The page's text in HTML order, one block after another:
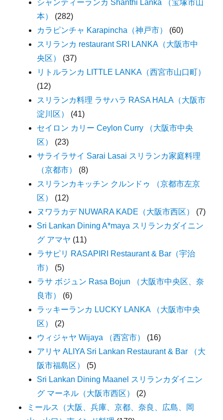
シャンティーランカ Shanthi Lanka （宝塚市山
本）
(282)
カラピンチャ Karapincha（神戸市）
(60)
スリランカ restaurant SRI LANKA（大阪市中
央区）
(37)
リトルランカ LITTLE LANKA（西宮市山口町）
(12)
スリランカ料理 ラサハラ RASA HALA（大阪市
淀川区）
(41)
セイロン カリー Ceylon Curry （大阪市中央
区）
(23)
サライラサイ Sarai Lasai スリランカ家庭料理
（京都市）
(8)
スリランカキッチン クルンドゥ （京都市左京
区）
(12)
ヌワラカデ NUWARA KADE（大阪市西区）
(7)
Sri Lankan Dining A*maya スリランカダイニン
グ アマヤ (11)
ラサピリ RASAPIRI Restaurant & Bar（宇治
市）
(5)
ラサ ボジュン Rasa Bojun （大阪市中央区、奈
良市）
(6)
ラッキーランカ LUCKY LANKA （大阪市中央
区）
(2)
ウィジャヤ Wijaya （西宮市）
(16)
アリヤ ALIYA Sri Lankan Restaurant & Bar （大
阪市福島区）
(5)
Sri Lankan Dining Maanel スリランカダイニン
グ マーネル（大阪市西区）
(2)
ミールス（大阪、兵庫、京都、奈良、広島、岡